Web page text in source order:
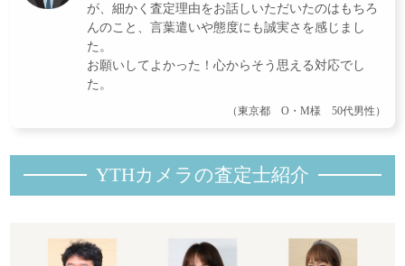
が、細かく査定理由をお話しいただいたのはもちろ
んのこと、言葉遣いや態度にも誠実さを感じまし
た。
お願いしてよかった！心からそう思える対応でし
た。
（東京都 O・M様 50代男性）
YTHカメラの査定士紹介